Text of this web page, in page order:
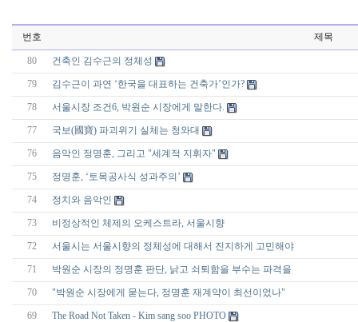
번호 제목
80 건축인 김수근의 정체성
79 김수근이 과연 ‘한국을 대표하는 건축가’인가?
78 서울시장 조건6, 박원순 시장에게 말한다.
77 국보(國寶) 파괴위기 실체는 청와대
76 음악인 정명훈, 그리고 "세계적 지휘자"
75 정명훈, ‘토목공사식 성과주의’
74 정치와 음악인
73 비정상적인 체제의 오케스트라, 서울시향
72 서울시는 서울시향의 정체성에 대해서 진지하게 고민해야
71 박원순 시장의 정명훈 판단, 낡고 쇠퇴함을 부수는 파격을
70 "박원순 시장에게 묻는다, 정명훈 재계약이 최선이었나"
69 The Road Not Taken - Kim sang soo PHOTO